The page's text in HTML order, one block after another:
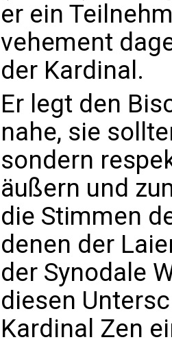
er ein
vehement
der Kardinal.
Er legt den
nahe, sie
sondern
äußern und
die Stimmen
denen der
der Synodale
diesen
Kardinal Zen